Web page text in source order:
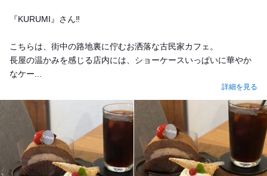
『KURUMI』さん‼️
こちらは、街中の路地裏に佇むお洒落な古民家カフェ。
長屋の温かみを感じる店内には、ショーケースいっぱいに華やか
なケー...
詳細を見る